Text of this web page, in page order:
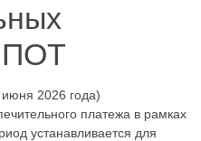
2026 года)
платежа в рамках
устанавливается для